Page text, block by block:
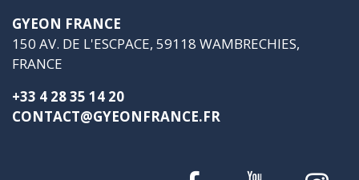
GYEON FRANCE
150 AV. DE L'ESCPACE, 59118 WAMBRECHIES,
FRANCE
+33 4 28 35 14 20
CONTACT@GYEONFRANCE.FR